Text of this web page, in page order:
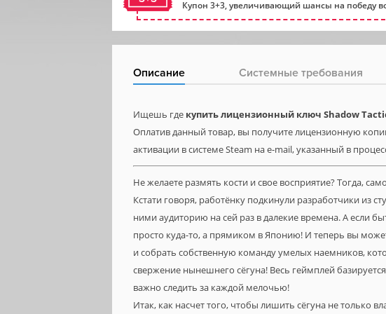
Купон 3+3, увеличивающий шансы на победу
Описание Системные требования
Ищешь где купить лицензионный ключ Shadow
Оплатив данный товар, вы получите лицензионную
активации в системе Steam на e-mail, указанный в
Не желаете размять кости и свое восприятие? Тогда,
Кстати говоря, работёнку подкинули разработчики из
ними аудиторию на сей раз в далекие времена. А если
просто куда-то, а прямиком в Японию! И теперь вы
и собрать собственную команду умелых наемников,
свержение нынешнего сёгуна! Весь геймплей
важно следить за каждой мелочью!
Итак, как насчет того, чтобы лишить сёгуна не только